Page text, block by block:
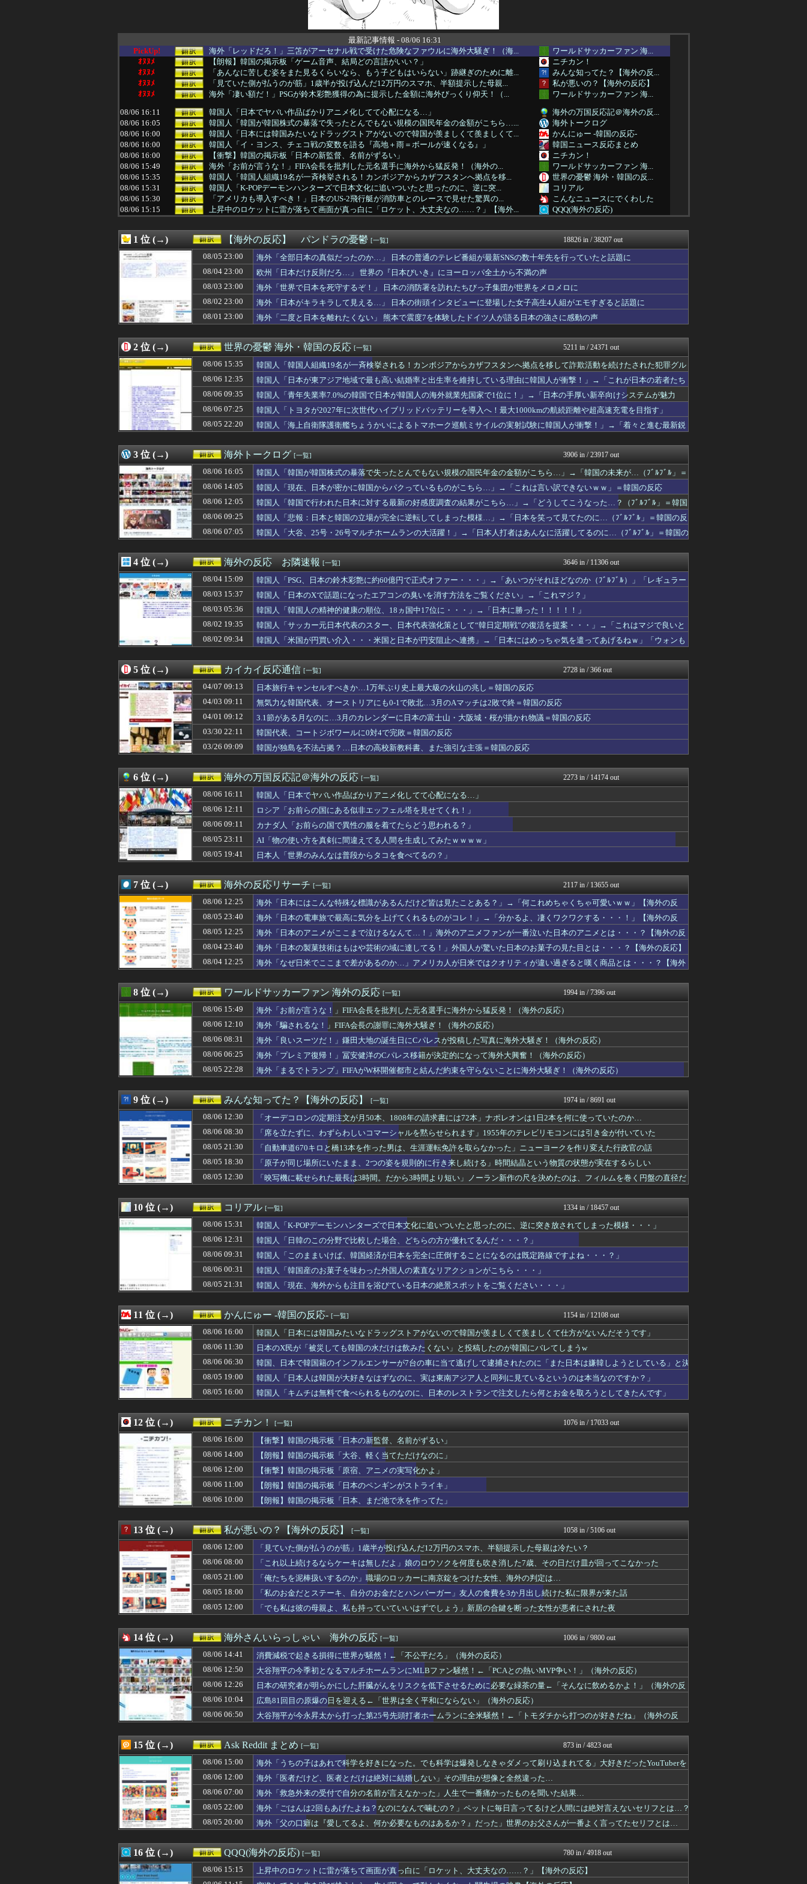
最新記事情報 - 08/06 16:31
PickUp!
海外「レッドだろ！」三笘がアーセナル戦で受けた危険なファウルに海外大騒ぎ！（海...
ワールドサッカーファン 海...
ｵﾇﾇﾒ
【朗報】韓国の掲示板「ゲーム音声、結局どの言語がいい？」
ニチカン！
ｵﾇﾇﾒ
「あんなに苦しむ姿をまた見るくらいなら、もう子どもはいらない」跡継ぎのために離...
みんな知ってた？【海外の反...
ｵﾇﾇﾒ
「見ていた側が払うのが筋」1歳半が投げ込んだ12万円のスマホ、半額提示した母親...
私が悪いの？【海外の反応】
ｵﾇﾇﾒ
海外「凄い額だ！」PSGが鈴木彩艶獲得の為に提示した金額に海外びっくり仰天！（...
ワールドサッカーファン 海...
08/06 16:11
韓国人「日本でヤバい作品ばかりアニメ化してて心配になる…」
海外の万国反応記＠海外の反...
08/06 16:05
韓国人「韓国が韓国株式の暴落で失ったとんでもない規模の国民年金の金額がこちら…...
海外トークログ
08/06 16:00
韓国人「日本には韓国みたいなドラッグストアがないので韓国が羨ましくて羨ましくて...
かんにゅー -韓国の反応-
08/06 16:00
韓国人「イ・ヨンス、チェコ戦の変数を語る『高地＋雨＝ボールが速くなる』」
韓国ニュース反応まとめ
08/06 16:00
【衝撃】韓国の掲示板「日本の新監督、名前がずるい」
ニチカン！
08/06 15:49
海外「お前が言うな！」FIFA会長を批判した元名選手に海外から猛反発！（海外の...
ワールドサッカーファン 海...
08/06 15:35
韓国人「韓国人組織19名が一斉検挙される！カンボジアからカザフスタンへ拠点を移...
世界の憂鬱 海外・韓国の反...
08/06 15:31
韓国人「K-POPデーモンハンターズで日本文化に追いついたと思ったのに、逆に突...
コリアル
08/06 15:30
「アメリカも導入すべき！」日本のUS-2飛行艇が消防車とのレースで見せた驚異の...
こんなニュースにでくわした
08/06 15:15
上昇中のロケットに雷が落ちて画面が真っ白に「ロケット、大丈夫なの……？」【海外...
QQQ(海外の反応)
08/06 15:00
韓国人「お前の娘を性犯罪に遭わせ、塩酸をかける」いじめ被害家族が脅迫される事件...
韓国ニュース反応まとめ
08/06 14:41
消費減税で起きる損得に世界が騒然！←「不公平だろ」（海外の反応）
海外さんいらっしゃい 海外...
08/06 14:31
中国人「サッカー日本代表、9月の親善試合の相手が確定！」 中国人「今までは実質...
じゃぽにか反応帳
08/06 14:30
【MLB】村上宗隆がミゲル・バルガスの髪の毛で遊ぶｗｗｗｗ → 「Wソックスの...
Red4 海外の反応まとめ
08/06 14:28
韓国人「地震で高市早苗ちゃんは北朝鮮の金正恩と比較され完敗しました」
韓国人「現在、日本が密かに韓国からパクっているものがこちら…」→「これは言い訳...
海外トークログ
韓国人「スペースX、史上最も華やかな株式市場デビュー！FOMOと高評価の間で揺...
韓国ニュース反応まとめ
08/06 14:00
【朗報】韓国の掲示板「大谷、軽く当てただけなのに」
ニチカン！
08/06 13:38
海外「この男は最高だ」今永昇太が明かした好調の原因に海外大騒ぎ！（海外の反応）
海外のお前ら 海外の反応
08/06 13:27
【海外の反応】今永昇太、好調の秘訣はスマホ画面だとイマナガ節を炸裂「NPBでは...
マニア・オブ・フットボール...
08/06 13:00
【スウェーデン-モロッコ】心配する理由はこれだけ…？【ポーランドボール】
ポーランドボール 翻訳
08/06 13:00
韓国人「給料も払えない…」開票所への出入りを試みた体育団体、阻止される
韓国ニュース反応まとめ
08/06 12:50
大谷翔平の今季初となるマルチホームランにMLBファン騒然！←「PCAとの熱いM...
海外さんいらっしゃい 海外...
海外「日本は変わらない」NHK職員が番組出演者から性被害（海外の反応）
海外のお前ら 海外の反応
08/06 12:35
韓国人「日本が東アジア地域で最も高い結婚率と出生率を維持している理由に韓国人が...
世界の憂鬱 海外・韓国の反...
08/06 12:34
英国人「獲得してくれ」上田綺世、ブライトン移籍が浮上！三笘薫との日本代表ホット...
NO FOOTY NO L...
08/06 12:31
韓国人「日韓のこの分野で比較した場合、どちらの方が優れてるんだ・・・？」
コリアル
08/06 12:30
「オーデコロンの定期注文が月50本、1808年の請求書には72本」ナポレオンは...
みんな知ってた？【海外の反...
08/06 12:26
日本の研究者が明らかにした肝臓がんをリスクを低下させるために必要な緑茶の量←「...
海外さんいらっしゃい 海外...
08/06 12:25
海外「日本にはこんな特殊な標識があるんだけど皆は見たことある？」→「何これめち...
海外の反応リサーチ
08/06 12:15
日本で婚活する韓国人男性が急増「日本の女性は優しい」【タイ人の反応】
タイの反応 タイコエ
08/06 12:11
ロシア「お前らの国にある似非エッフェル塔を見せてくれ！」
海外の万国反応記＠海外の反...
08/06 12:10
海外「騙されるな！」FIFA会長の謝罪に海外大騒ぎ！（海外の反応）
ワールドサッカーファン 海...
08/06 12:06
海外「お前らにとってのマジで笑える日本アニメ教えて」
アニメリアクト
08/06 12:05
韓国人「韓国で行われた日本に対する最新の好感度調査の結果がこちら…」→「どうし...
海外トークログ
08/06 12:00
#韓国質問サイト 『広島は今でも放射能まみれだよねww』、『放射能は炎で燃え尽...
日本と韓国は敵か？味方か？...
08/06 12:00
海外「東大の教授が大学ウェブサイトのコードに『六四天安門』を埋め込んで懲戒処分...
ガラパゴスジャパン - 海...
08/06 12:00
【海外の反応】舛添元東京都知事「日本は外国人労働者の受け入れ準備ができていない...
Red4 海外の反応まとめ
08/06 12:00
海外「医者だけど、医者とだけは絶対に結婚しない」その理由が想像と全然違った…
Ask Reddit まと...
08/06 12:00
韓国人「ナ・ホンジン監督の新作にマイケル・ファスベンダーが顔出しなしで出演！妻...
韓国ニュース反応まとめ
08/06 12:00
【衝撃】韓国の掲示板「原宿、アニメの実写化かよ」
ニチカン！
08/06 11:50
【海外の反応】30年以上前の日産の高級車は時代を先取りしていた！
JDM速報 海外の反応
08/06 11:33
海外「賠償しろ」東京の小学校で教師のうっかりミスで児童が大怪我（海外の反応）
海外のお前ら 海外の反応
08/06 11:30
日本のX民が「被災しても韓国の水だけは飲みたくない」と投稿したのが韓国にバレて...
かんにゅー -韓国の反応-
韓国人「熊本地震の政府支援で韓国人が一番不思議に思う事がこれ」
ハウメニージャパン！
08/06 11:15
突進してきた牛を跳び越えたら、牛が固まって動かなくなった闘牛場の映像【海外の反...
QQQ(海外の反応)
08/06 11:00
韓国人「妻が15歳年下の男子高校生と不倫」→「自宅のCCTVにすべて映っていた...
韓国ニュース反応まとめ
08/06 11:00
【朗報】韓国の掲示板「日本のペンギンがストライキ」
ニチカン！
08/06 10:30
【海外の反応】ジョン・オルルードって「劣化版・元祖大谷翔平」になれるくらいピッ...
08/06 10:04
広島81回目の原爆の日を迎える←「世界は全く平和にならない」（海外の反応）
海外さんいらっしゃい 海外...
08/06 10:00
韓国人「ワールドカップより不正選挙が先だ！」光化門での街頭応援に批判殺到
韓国ニュース反応まとめ
08/06 10:00
【朗報】韓国の掲示板「日本、まだ池で氷を作ってた」
ニチカン！
08/06 09:44
韓国人「韓国が熊本地震で飲料水1万本送ったら日本人は韓国産の水は〇〇だと言いま...
08/06 09:35
韓国人「青年失業率7.0%の韓国で日本が韓国人の海外就業先国家で1位に！」→「...
世界の憂鬱 海外・韓国の反...
08/06 09:31
韓国人「このままいけば、韓国経済が日本を完全に圧倒することになるのは既定路線で...
08/06 09:20
海外「日本のアニメは世界観や設定の作り込みが半端じゃない…！」外国人を夢中にに...
08/06 09:17
海外「何が起きたの？」日本で起きた列車とトラックの衝突事故に海外びっくり仰天！...
海外のお前ら 海外の反応
08/06 09:11
カナダ人「お前らの国で異性の服を着てたらどう思われる？」
08/06 09:02
【GAME】「EA」の買収と大規模削減計画が物議！海外ゲーマー「10年間ずっと...
HANO-K
08/06 09:00
【ドイツ】ドイツがバカンスに行くよ【ポーランドボール】
ポーランドボール 翻訳
08/06 09:00
韓国人「国情院がCIAに戒厳令擁護メッセージを伝達？反乱を暴露した元次長が容疑...
08/06 09:00
【衝撃】韓国の掲示板「日本の駅、AIだろこれ」
08/06 08:50
米企業CEOの熊本地震寄付にユーザー反発！（海外の反応）
世界はグーチョキパー
08/06 08:33
大谷翔平の2本塁打も空しく・・・ド軍の6連敗に全米騒然！←「アメリカの勝利だ」...
08/06 08:30
「席を立たずに、わずらわしいコマーシャルを黙らせられます」1955年のテレビリ...
みんな知ってた？【海外の反...
08/06 08:18
英国人「ようこそ」冨安健洋、クリスタルパレス加入が決定的に！メディカル検査をパ...
08/06 08:15
韓国人「日本で新発売Galaxy Z Foldが売り切れちゃった理由」
ハウメニージャパン！
08/06 08:00
帰化日本人「日本で帰化後に在留カードを要求されて断ったときの反応は大抵これだ」
ガラパゴスジャパン - 海...
08/06 08:00
「これ以上続けるならケーキは無しだよ」娘のロウソクを何度も吹き消した7歳、その...
私が悪いの？【海外の反応】
08/06 08:00
【衝撃】韓国の掲示板「甲子園、優勝候補が全滅」
ニチカン！
08/06 08:00
韓国人「暑すぎる韓国、100年ぶりに日本の最高気温を超えた」「大変なことだ」
ハナミズキの韓国ブログ[海...
08/06 07:25
韓国人「トヨタが2027年に次世代ハイブリッドバッテリーを導入へ！最大1000...
世界の憂鬱 海外・韓国の反...
08/06 07:05
韓国人「大谷、25号・26号マルチホームランの大活躍！」→「日本人打者はあんな...
海外トークログ
08/06 07:00
【朗報】韓国の掲示板「日本で毎日ここで晩飯食ってた」
ニチカン！
08/06 07:00
【海外の反応】中東の女性がヒジャブで隠されているのは彼女たちが完璧な美しさを備...
08/06 06:50
大谷翔平が今永昇太から打った第25号先頭打者ホームランに全米騒然！←「トモダチ...
海外さんいらっしゃい 海外...
08/06 06:34
海外「日本人は備えている」東京で防災グッズの売り上げが急増したことに海外興味津...
韓国、日本で韓国籍のインフルエンサーが7台の車に当て逃げして逮捕されたのに「ま...
かんにゅー -韓国の反応-
08/06 06:30
【海外の反応】日本から軽トラックを輸入するための手続きを教えるぞ！
JDM速報 海外の反応
08/06 06:25
海外「プレミア復帰！」冨安健洋のCパレス移籍が決定的になって海外大興奮！（海外...
ワールドサッカーファン 海...
08/06 06:15
大谷翔平 カブス今永から弾丸ライナー25号先頭打者ホームラン！ 海外の反応
こんなニュースにでくわした
08/06 06:14
韓国人「韓国版モヤさまが面白い！息子さんですか？えええええっ？？？」
ハウメニージャパン！
08/06 06:00
【海外の反応】日本の驚くべき清潔さに世界が感嘆！「日本人は無臭」の噂をめぐる海...
感動日本
08/06 04:17
大谷翔平が今永昇太から第25号先頭打者ホームラン！←「GOAT」（海外の反応）
海外の反応スポーツ
08/06 03:00
海外「日本人がアメリカに対してとても良いことを言ってくれているぞ！アメリカの良...
ガラパゴスジャパン - 海...
08/06 02:26
大谷・山本・佐々木の影響でLAの赤ちゃんの名前に変化は起きている？←「さすがに...
海外の反応スポーツ
08/06 01:00
【ウズベキスタン-ソ連】内陸国は大変だよ【ポーランドボール】
ポーランドボール 翻訳
08/06 00:31
韓国人「韓国産のお菓子を味わった外国人の素直なリアクションがこちら・・・」
コリアル
08/06 00:00
#韓国記事翻訳 『1年半不在だった駐韓アメリカ大使が韓国系になったぞ！』、『典...
日本と韓国は敵か？味方か？...
08/05 23:46
海外の反応：韓国が防衛白書の竹島記述に抗議
はろわるど
08/05 23:45
韓国人「日本で創業100年を迎えたパンケーキ屋のクオリティをご覧ください…」→...
海外トークログ
08/05 23:11
AI「物の使い方を真剣に間違えてる人間を生成してみたｗｗｗｗ」
海外の万国反応記＠海外の反...
08/05 23:02
大阪で起きた警察官による発砲に世界が騒然！←「日本がアメリカ化してきている」（...
海外さんいらっしゃい 海外...
08/05 23:00
海外「全部日本の真似だったのか…」 日本の普通のテレビ番組が最新SNSの数十年...
【海外の反応】 パンドラの...
海外「まるでトランプ」FIFAがW杯開催都市と結んだ約束を守らないことに海外大...
韓国人「海上自衛隊護衛艦ちょうかいによるトマホーク巡航ミサイルの実射試験に韓国...
世界の憂鬱 海外・韓国の反...
外国人「2026年バロンドールは誰が受賞すべき?」エンバペ、今季無冠でも初受賞...
NO FOOTY NO L...
海外「なるほど！」日本男性が魅力に感じる女性の体形に海外興味津々！（海外の反応...
インド人「日本の電車でポイ捨てして大騒ぎするインド人観光客…見ていて恥ずかしく...
ガラパゴスジャパン - 海...
08/05 22:00
海外「ごはんは2回もあげたよね？なのになんで噛むの？」ペットに毎日言ってるけど...
Ask Reddit まと...
08/05 21:45
海外「辞任しろ」FIFA会長に吹き荒れる逆風に海外騒然！（海外の反応）
わーすぽ 海外の反応
08/05 21:35
韓国人「本日チームをサヨナラ負けさせたイ・ジョンフの守備、ガチでヤバ過ぎる…」...
海外トークログ
08/05 21:31
韓国人「現在、海外からも注目を浴びている日本の絶景スポットをご覧ください・・・...
コリアル
08/05 21:31
韓国警察がスターバックスコリアを家宅捜査して世界が騒然！←「絶対に意図的なキャ...
海外さんいらっしゃい 海外...
08/05 21:30
「自動車道670キロと橋13本を作った男は、生涯運転免許を取らなかった」ニュー...
みんな知ってた？【海外の反...
08/05 21:06
海外「恩知らず」ゼレンスキーが日本の支援に不満を示して海外大騒ぎ！（海外の反応...
海外のお前ら 海外の反応
08/05 21:00
【海外の反応】レクサスIS350は信頼できる高級車だ！
JDM速報 海外の反応
08/05 21:00
【ジンバブエ】金持ちになる方法【ポーランドボール】
ポーランドボール 翻訳
08/05 21:00
「俺たちを泥棒扱いするのか」職場のロッカーに南京錠をつけた女性、海外の判定は…
私が悪いの？【海外の反応】
08/05 21:00
韓国人「日本の関東地方、天気の近況を見てみよう」「ありえない」「うらやましい」
ハナミズキの韓国ブログ[海...
08/05 20:52
「自民が割れる？」石破・河野が高市首相の消費減税案に猛反発！（海外の反応）
世界はグーチョキパー
08/05 20:40
【海外の反応】鈴木誠也が貴重なタイムリー、カブスがドジャースに連勝【大谷】
08/05 20:37
スクーバルが移籍後初登板も大谷ドジャースは5連敗、野球ファンは大喜び、カブス戦...
08/05 20:25
海外「日本旅行で捺してきたスタンプをクッションカバーにしてみた！」一風変わった...
すらるど - 海外の反応
08/05 20:25
岡本3三振！チーム崩壊危機ブルージェイズがアストロズに敗れる！（海外の反応）
わーすぽ 海外の反応
08/05 20:25
韓国人「日本政府が韓国産のめっき鋼板に対して最大55.3%の反ダンピング関税を...
08/05 20:23
【GAME】「フランチャイズ化に失敗したゲーム」議論が物議！海外ゲーマー「スタ...
08/05 20:10
「日本とアメリカが円安是正のために協調介入したけど、その背景にあるものは？」海...
海外の反応ジャーナル
08/05 20:05
中国人「日本旅行で感じた日本人の親切と高い民度」 中国人「こんな国はない」「ま...
じゃぽにか反応帳
08/05 20:00
外国人「日本に住んでみたい！日本に住んでいる外国人たちはこれだけいたんだ！！」
かいにちニュース 【海外の...
08/05 20:00
海外「父の口癖は『愛してるよ、何か必要なものはあるか？』だった」世界のお父さん...
Ask Reddit まと...
08/05 19:41
日本人「世界のみんなは普段からタコを食べてるの？」
海外の万国反応記＠海外の反...
08/05 19:37
台湾で大規模軍事演習始まる←「日本が巻き込まれませんように」（海外の反応）
海外さんいらっしゃい 海外...
08/05 19:33
【海外の反応】なぜイチローはあんなに敬遠四球が多かったの？「45歳引退で通算打...
マニア・オブ・フットボール...
08/05 19:25
韓国人「イジョンフ本日の全米が呆れる守備エラーを見てください！しかもサヨナラエ...
ハウメニージャパン！
08/05 19:22
海外「観念しろ」FIFA会長がモロッコで緊急会議を開いて海外大騒ぎ！（海外の反...
ワールドサッカーファン 海...
08/05 19:15
「母の初VR体験はちょっとした大惨事」床に置いた板から落ちる父も、次々転がるV...
QQQ(海外の反応)
08/05 19:01
海外「3連覇は無理？」大谷翔平が8試合連続安打も鈴木誠也の5年連続100安打な...
海外のお前ら 海外の反応
08/05 19:00
韓国人「日本人は韓国が大好きなはずなのに、実は東南アジア人と同列に見ているとい...
かんにゅー -韓国の反応-
08/05 19:00
【海外の反応】日産のピックアップトラックは今でも自然吸気V6エンジンを搭載して...
JDM速報 海外の反応
08/05 18:40
海外「メジャー最強？」鈴木誠也が貴重な追加点！ドジャースまさかの5連敗！（海外...
08/05 18:31
韓国人「実は李舜臣は言うほど活躍してないし、戦局にも全然影響を与えてないという...
コリアル
08/05 18:30
「原子が同じ場所にいたまま、2つの姿を規則的に行き来し続ける」時間結晶という物...
みんな知ってた？【海外の反...
08/05 18:30
【MLB】俺が日本の電車に乗るとドジャースが大型補強するんだが → 「そのまま...
Red4 海外の反応まとめ
08/05 18:05
韓国人「ぶっちゃけ日本人って韓国人のことをどう思ってるんだ…？どういう認識なの...
08/05 18:00
#韓国質問サイト 『なぜ韓国では中国と日本に対する認識が良くない？』、『中国は...
日本と韓国は敵か？味方か？...
08/05 18:00
【ヤニねこ】獣人族は戦争中に何をしていたんだ？【海外の反応】
フロムOverSS
08/05 18:00
「私のお金だとステーキ、自分のお金だとハンバーガー」友人の食費を3か月出し続け... 私が悪いの？【海外の反応】
1 位 (→) 【海外の反応】 パンドラの憂鬱 [一覧] 18826 in / 38207 out
08/05 23:00
海外「全部日本の真似だったのか…」 日本の普通のテレビ番組が最新SNSの数十年先を行っていたと話題に
08/04 23:00
欧州「日本だけ反則だろ…」 世界の『日本びいき』にヨーロッパ全土から不満の声
08/03 23:00
海外「世界で日本を死守するぞ！」 日本の消防署を訪れたちびっ子集団が世界をメロメロに
08/02 23:00
海外「日本がキラキラして見える…」 日本の街頭インタビューに登場した女子高生4人組がエモすぎると話題に
08/01 23:00
海外「二度と日本を離れたくない」 熊本で震度7を体験したドイツ人が語る日本の強さに感動の声
2 位 (→) 世界の憂鬱 海外・韓国の反応 [一覧] 5211 in / 24371 out
08/06 15:35
韓国人「韓国人組織19名が一斉検挙される！カンボジアからカザフスタンへ拠点を移して詐欺活動を続けたされた犯罪グル
ープの末路がこちらです」
08/06 12:35
韓国人「日本が東アジア地域で最も高い結婚率と出生率を維持している理由に韓国人が衝撃！」→「これが日本の若者たち
の生活スタイル‥」
08/06 09:35
韓国人「青年失業率7.0%の韓国で日本が韓国人の海外就業先国家で1位に！」→「日本の手厚い新卒向けシステムが魅力
に‥」
08/06 07:25
韓国人「トヨタが2027年に次世代ハイブリッドバッテリーを導入へ！最大1000kmの航続距離や超高速充電を目指す」
08/05 22:20
韓国人「海上自衛隊護衛艦ちょうかいによるトマホーク巡航ミサイルの実射試験に韓国人が衝撃！」→「着々と進む最新鋭
3 位 (→) 海外トークログ [一覧] 3906 in / 23917 out
08/06 16:05
韓国人「韓国が韓国株式の暴落で失ったとんでもない規模の国民年金の金額がこちら…」→「韓国の未来が…（ﾌﾞﾙﾌﾞﾙ」＝
韓国の反応
08/06 14:05
韓国人「現在、日本が密かに韓国からパクっているものがこちら…」→「これは言い訳できないｗｗ」＝韓国の反応
08/06 12:05
韓国人「韓国で行われた日本に対する最新の好感度調査の結果がこちら…」→「どうしてこうなった…？（ﾌﾞﾙﾌﾞﾙ」＝韓国
の反応
08/06 09:25
韓国人「悲報：日本と韓国の立場が完全に逆転してしまった模様…」→「日本を笑って見てたのに…（ﾌﾞﾙﾌﾞﾙ」＝韓国の反
応
08/06 07:05
韓国人「大谷、25号・26号マルチホームランの大活躍！」→「日本人打者はあんなに活躍してるのに…（ﾌﾞﾙﾌﾞﾙ」＝韓国の
4 位 (→) 海外の反応 お隣速報 [一覧] 3646 in / 11306 out
08/04 15:09
韓国人「PSG、日本の鈴木彩艶に約60億円で正式オファー・・・」→「あいつがそれほどなのか（ﾌﾞﾙﾌﾞﾙ）」「レギュラー
として出れるとは思わないけど、それでもやっぱり羨ましいね」
08/03 15:37
韓国人「日本のXで話題になったエアコンの臭いを消す方法をご覧ください」→「これマジ？」
08/03 05:36
韓国人「韓国人の精神的健康の順位、18ヵ国中17位に・・・」→「日本に勝った！！！！！」
08/02 19:35
韓国人「サッカー元日本代表のスター、日本代表強化策として“韓日定期戦”の復活を提案・・・」→「これはマジで良いと
思う」「今すぐやったらガチでボコられるだろうね 10年後にやらないか？」「やめてくれ、勝っても負けても後味が悪
い」
08/02 09:34
韓国人「米国が円買い介入・・・米国と日本が円安阻止へ連携」→「日本にはめっちゃ気を遣ってあげるねｗ」「ウォンも
5 位 (→) カイカイ反応通信 [一覧] 2728 in / 366 out
04/07 09:13
日本旅行キャンセルすべきか…1万年ぶり史上最大級の火山の兆し＝韓国の反応
04/03 09:11
無気力な韓国代表、オーストリアにも0-1で敗北…3月のAマッチは2敗で終＝韓国の反応
04/01 09:12
3.1節がある月なのに…3月のカレンダーに日本の富士山・大阪城・桜が描かれ物議＝韓国の反応
03/30 22:11
韓国代表、コートジボワールに0対4で完敗＝韓国の反応
03/26 09:09
韓国が独島を不法占拠？…日本の高校新教科書、また強引な主張＝韓国の反応
6 位 (→) 海外の万国反応記＠海外の反応 [一覧] 2273 in / 14174 out
08/06 16:11
韓国人「日本でヤバい作品ばかりアニメ化してて心配になる…」
08/06 12:11
ロシア「お前らの国にある似非エッフェル塔を見せてくれ！」
08/06 09:11
カナダ人「お前らの国で異性の服を着てたらどう思われる？」
08/05 23:11
AI「物の使い方を真剣に間違えてる人間を生成してみたｗｗｗｗ」
08/05 19:41
日本人「世界のみんなは普段からタコを食べてるの？」
7 位 (→) 海外の反応リサーチ [一覧] 2117 in / 13655 out
08/06 12:25
海外「日本にはこんな特殊な標識があるんだけど皆は見たことある？」→「何これめちゃくちゃ可愛いｗｗ」【海外の反
応】
08/05 23:40
海外「日本の電車旅で最高に気分を上げてくれるものがコレ！」→「分かるよ、凄くワクワクする・・・！」【海外の反
応】
08/05 12:25
海外「日本のアニメがここまで泣けるなんて…！」海外のアニメファンが一番泣いた日本のアニメとは・・・？【海外の反
応】
08/04 23:40
海外「日本の製菓技術はもはや芸術の域に達してる！」外国人が驚いた日本のお菓子の見た目とは・・・？【海外の反応】
08/04 12:25
海外「なぜ日米でここまで差があるのか…」アメリカ人が日米ではクオリティが違い過ぎると嘆く商品とは・・・？【海外
8 位 (→) ワールドサッカーファン 海外の反応 [一覧] 1994 in / 7396 out
08/06 15:49
海外「お前が言うな！」FIFA会長を批判した元名選手に海外から猛反発！（海外の反応）
08/06 12:10
海外「騙されるな！」FIFA会長の謝罪に海外大騒ぎ！（海外の反応）
08/06 08:31
海外「良いスーツだ！」鎌田大地の誕生日にCパレスが投稿した写真に海外大騒ぎ！（海外の反応）
08/06 06:25
海外「プレミア復帰！」冨安健洋のCパレス移籍が決定的になって海外大興奮！（海外の反応）
08/05 22:28
海外「まるでトランプ」FIFAがW杯開催都市と結んだ約束を守らないことに海外大騒ぎ！（海外の反応）
9 位 (→) みんな知ってた？【海外の反応】 [一覧] 1974 in / 8691 out
08/06 12:30
「オーデコロンの定期注文が月50本、1808年の請求書には72本」ナポレオンは1日2本を何に使っていたのか…
08/06 08:30
「席を立たずに、わずらわしいコマーシャルを黙らせられます」1955年のテレビリモコンには引き金が付いていた
08/05 21:30
「自動車道670キロと橋13本を作った男は、生涯運転免許を取らなかった」ニューヨークを作り変えた行政官の話
08/05 18:30
「原子が同じ場所にいたまま、2つの姿を規則的に行き来し続ける」時間結晶という物質の状態が実在するらしい
08/05 12:30
「映写機に載せられた最長は3時間。だから3時間より短い」ノーラン新作の尺を決めたのは、フィルムを巻く円盤の直径だ
10 位 (→) コリアル [一覧] 1334 in / 18457 out
08/06 15:31
韓国人「K-POPデーモンハンターズで日本文化に追いついたと思ったのに、逆に突き放されてしまった模様・・・」
08/06 12:31
韓国人「日韓のこの分野で比較した場合、どちらの方が優れてるんだ・・・？」
08/06 09:31
韓国人「このままいけば、韓国経済が日本を完全に圧倒することになるのは既定路線ですよね・・・？」
08/06 00:31
韓国人「韓国産のお菓子を味わった外国人の素直なリアクションがこちら・・・」
08/05 21:31
韓国人「現在、海外からも注目を浴びている日本の絶景スポットをご覧ください・・・」
11 位 (→) かんにゅー -韓国の反応- [一覧] 1154 in / 12108 out
08/06 16:00
韓国人「日本には韓国みたいなドラッグストアがないので韓国が羨ましくて羨ましくて仕方がないんだそうです」
08/06 11:30
日本のX民が「被災しても韓国の水だけは飲みたくない」と投稿したのが韓国にバレてしまうw
08/06 06:30
韓国、日本で韓国籍のインフルエンサーが7台の車に当て逃げして逮捕されたのに「また日本は嫌韓しようとしている」と決
めつけて責任転嫁
08/05 19:00
韓国人「日本人は韓国が大好きなはずなのに、実は東南アジア人と同列に見ているというのは本当なのですか？」
08/05 16:00
韓国人「キムチは無料で食べられるものなのに、日本のレストランで注文したら何とお金を取ろうとしてきたんです」
12 位 (→) ニチカン！ [一覧] 1076 in / 17033 out
08/06 16:00
【衝撃】韓国の掲示板「日本の新監督、名前がずるい」
08/06 14:00
【朗報】韓国の掲示板「大谷、軽く当てただけなのに」
08/06 12:00
【衝撃】韓国の掲示板「原宿、アニメの実写化かよ」
08/06 11:00
【朗報】韓国の掲示板「日本のペンギンがストライキ」
08/06 10:00
【朗報】韓国の掲示板「日本、まだ池で氷を作ってた」
13 位 (→) 私が悪いの？【海外の反応】 [一覧] 1058 in / 5106 out
08/06 12:00
「見ていた側が払うのが筋」1歳半が投げ込んだ12万円のスマホ、半額提示した母親は冷たい？
08/06 08:00
「これ以上続けるならケーキは無しだよ」娘のロウソクを何度も吹き消した7歳、その日だけ皿が回ってこなかった
08/05 21:00
「俺たちを泥棒扱いするのか」職場のロッカーに南京錠をつけた女性、海外の判定は…
08/05 18:00
「私のお金だとステーキ、自分のお金だとハンバーガー」友人の食費を3か月出し続けた私に限界が来た話
08/05 12:00
「でも私は彼の母親よ、私も持っていていいはずでしょう」新居の合鍵を断った女性が悪者にされた夜
14 位 (→) 海外さんいらっしゃい 海外の反応 [一覧] 1006 in / 9800 out
08/06 14:41
消費減税で起きる損得に世界が騒然！←「不公平だろ」（海外の反応）
08/06 12:50
大谷翔平の今季初となるマルチホームランにMLBファン騒然！←「PCAとの熱いMVP争い！」（海外の反応）
08/06 12:26
日本の研究者が明らかにした肝臓がんをリスクを低下させるために必要な緑茶の量←「そんなに飲めるかよ！」（海外の反
応）
08/06 10:04
広島81回目の原爆の日を迎える←「世界は全く平和にならない」（海外の反応）
08/06 06:50
大谷翔平が今永昇太から打った第25号先頭打者ホームランに全米騒然！←「トモダチから打つのが好きだね」（海外の反
15 位 (→) Ask Reddit まとめ [一覧] 873 in / 4823 out
08/06 15:00
海外「うちの子はあれで科学を好きになった。でも科学は爆発しなきゃダメって刷り込まれてる」大好きだったYouTuberを
見なくなった日
08/06 12:00
海外「医者だけど、医者とだけは絶対に結婚しない」その理由が想像と全然違った…
08/06 07:00
海外「救急外来の受付で自分の名前が言えなかった」人生で一番痛かったものを聞いた結果…
08/05 22:00
海外「ごはんは2回もあげたよね？なのになんで噛むの？」ペットに毎日言ってるけど人間には絶対言えないセリフとは…？
08/05 20:00
海外「父の口癖は『愛してるよ、何か必要なものはあるか？』だった」世界のお父さんが一番よく言ってたセリフとは…
16 位 (→) QQQ(海外の反応) [一覧] 780 in / 4918 out
08/06 15:15
上昇中のロケットに雷が落ちて画面が真っ白に「ロケット、大丈夫なの……？」【海外の反応】